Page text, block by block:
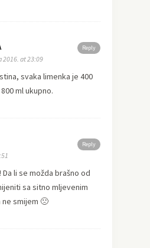
Reply
2016. at 23:09
svaka limenka je 400
ml ukupno.
Reply
li se možda brašno od
sa sitno mljevenim
ne smijem 🙁